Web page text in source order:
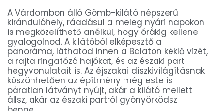
A Várdombon álló Gömb-kilátó népszerű
kirándulóhely, ráadásul a meleg nyári napokon
is megközelíthető anélkül, hogy órákig kellene
gyalogolnod. A kilátóból elképesztő a
panoráma, láthatod innen a Balaton kéklő vizét,
a rajta ringatózó hajókat, és az északi part
hegyvonulatait is. Az éjszakai díszkivilágításnak
köszönhetően az építmény még este is
páratlan látványt nyújt, akár a kilátó mellett
állsz, akár az északi partról gyönyörködsz